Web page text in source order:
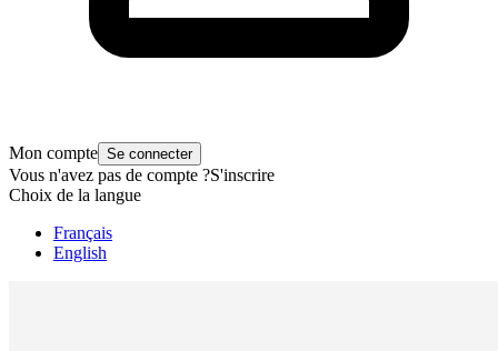
Mon compte Se connecter
Vous n'avez pas de compte ?S'inscrire
Choix de la langue
Français
English